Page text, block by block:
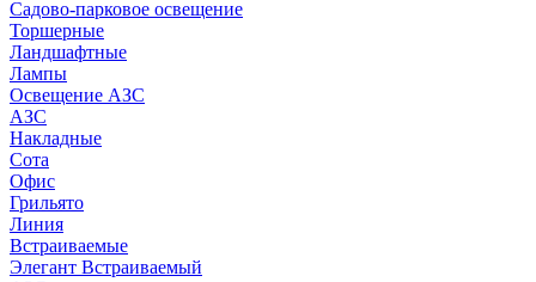
Садово-парковое освещение
Торшерные
Ландшафтные
Лампы
Освещение АЗС
АЗС
Накладные
Сота
Офис
Грильято
Линия
Встраиваемые
Элегант Встраиваемый